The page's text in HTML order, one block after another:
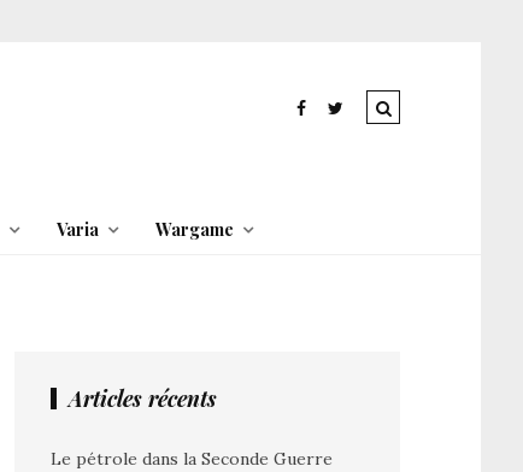
Varia Wargame
Articles récents
Le pétrole dans la Seconde Guerre